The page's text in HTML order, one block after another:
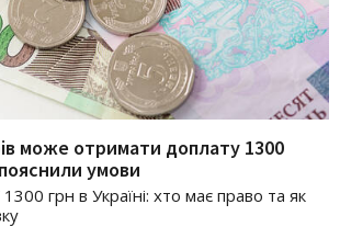
може отримати доплату 1300
умови
грн в Україні: хто має право та як